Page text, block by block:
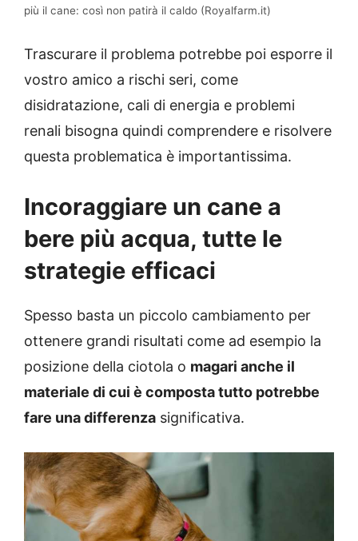
più il cane: così non patirà il caldo (Royalfarm.it)
Trascurare il problema potrebbe poi esporre il
vostro amico a rischi seri, come
disidratazione, cali di energia e problemi
renali bisogna quindi comprendere e risolvere
questa problematica è importantissima.
Incoraggiare un cane a
bere più acqua, tutte le
strategie efficaci
Spesso basta un piccolo cambiamento per
ottenere grandi risultati come ad esempio la
posizione della ciotola o magari anche il
materiale di cui è composta tutto potrebbe
fare una differenza significativa.